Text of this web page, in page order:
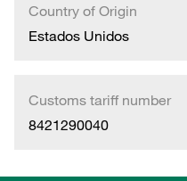
Country of Origin
Estados Unidos
Customs tariff number
8421290040